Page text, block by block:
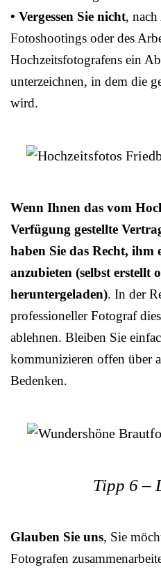
• Vergessen Sie nicht, nach
Fotoshootings oder des
Hochzeitsfotografens ein
unterzeichnen, in dem die
wird.
Wenn Ihnen das vom
Verfügung gestellte
haben Sie das Recht, ihm
anzubieten (selbst erstellt
heruntergeladen). In der
professioneller Fotograf
ablehnen. Bleiben Sie
kommunizieren offen über
Bedenken.
Tipp 6 –
Glauben Sie uns, Sie
Fotografen